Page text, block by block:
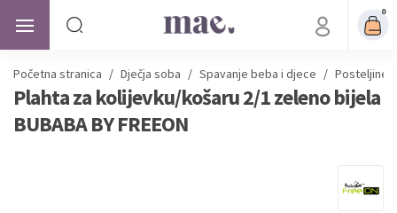
0
Početna stranica / Dječja soba / Spavanje beba i djece / Posteljine
Plahta za kolijevku/košaru 2/1 zeleno bijela
BUBABA BY FREEON